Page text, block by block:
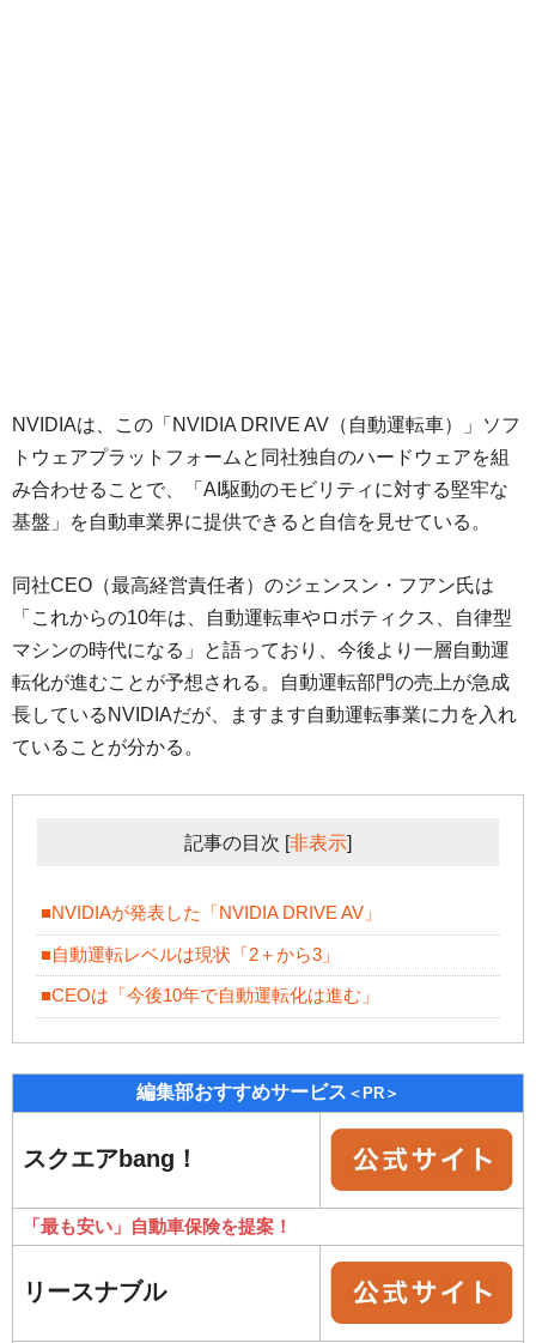
NVIDIAは、この「NVIDIA DRIVE AV（自動運転車）」ソフ
トウェアプラットフォームと同社独自のハードウェアを組
み合わせることで、「AI駆動のモビリティに対する堅牢な
基盤」を自動車業界に提供できると自信を見せている。
同社CEO（最高経営責任者）のジェンスン・フアン氏は
「これからの10年は、自動運転車やロボティクス、自律型
マシンの時代になる」と語っており、今後より一層自動運
転化が進むことが予想される。自動運転部門の売上が急成
長しているNVIDIAだが、ますます自動運転事業に力を入れ
ていることが分かる。
記事の目次 [非表示]
■NVIDIAが発表した「NVIDIA DRIVE AV」
■自動運転レベルは現状「2＋から3」
■CEOは「今後10年で自動運転化は進む」
編集部おすすめサービス ＜PR＞
スクエアbang！
「最も安い」自動車保険を提案！
リースナブル